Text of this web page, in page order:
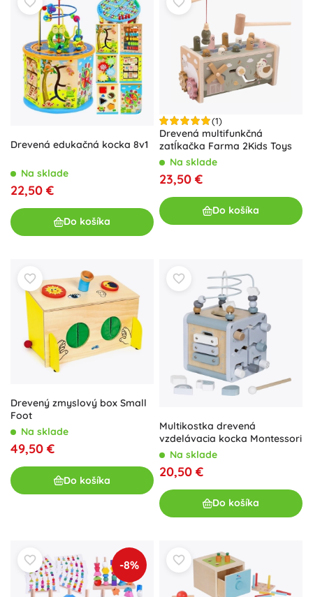
Drevená edukačná kocka 8v1
Na sklade
22,50 €
Do košíka
(1)
Drevená multifunkčná
zatĺkačka Farma 2Kids Toys
Na sklade
23,50 €
Do košíka
Drevený zmyslový box Small
Foot
Na sklade
49,50 €
Do košíka
Multikostka drevená
vzdelávacia kocka Montessori
Na sklade
20,50 €
Do košíka
-8%